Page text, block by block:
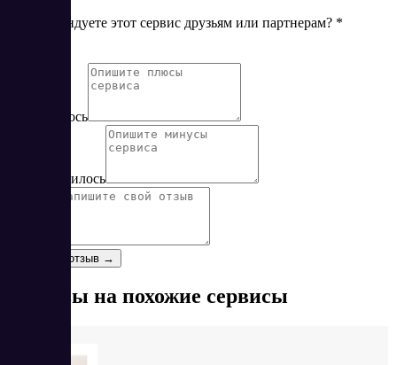
Порекомендуете этот сервис друзьям или партнерам? *
Понравилось
Не понравилось
Оставить отзыв →
Отзывы на похожие сервисы